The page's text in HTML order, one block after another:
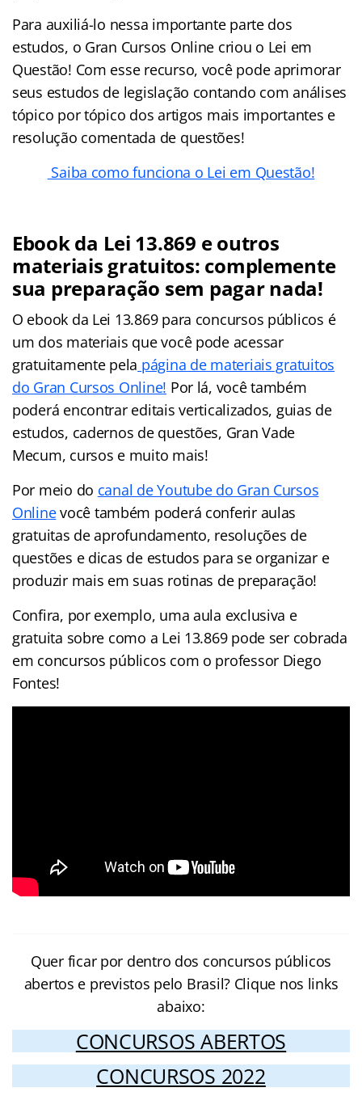
Para auxiliá-lo nessa importante parte dos
estudos, o Gran Cursos Online criou o Lei em
Questão! Com esse recurso, você pode aprimorar
seus estudos de legislação contando com análises
tópico por tópico dos artigos mais importantes e
resolução comentada de questões!
Saiba como funciona o Lei em Questão!
Ebook da Lei 13.869 e outros
materiais gratuitos: complemente
sua preparação sem pagar nada!
O ebook da Lei 13.869 para concursos públicos é
um dos materiais que você pode acessar
gratuitamente pela página de materiais gratuitos
do Gran Cursos Online! Por lá, você também
poderá encontrar editais verticalizados, guias de
estudos, cadernos de questões, Gran Vade
Mecum, cursos e muito mais!
Por meio do canal de Youtube do Gran Cursos
Onlinevocê também poderá conferir aulas
gratuitas de aprofundamento, resoluções de
questões e dicas de estudos para se organizar e
produzir mais em suas rotinas de preparação!
Confira, por exemplo, uma aula exclusiva e
gratuita sobre como a Lei 13.869 pode ser cobrada
em concursos públicos com o professor Diego
Fontes!
Quer ficar por dentro dos concursos públicos
abertos e previstos pelo Brasil? Clique nos links
abaixo:
CONCURSOS ABERTOS
CONCURSOS 2022